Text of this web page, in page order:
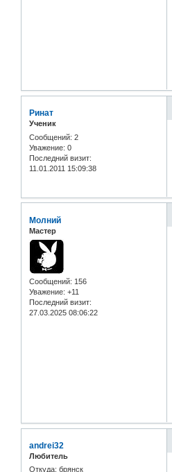
Ринат
Ученик
Сообщений: 2
Уважение: 0
Последний визит:
11.01.2011 15:09:38
Молний
Мастер
Сообщений: 156
Уважение: +11
Последний визит:
27.03.2025 08:06:22
andrei32
Любитель
Откуда: брянск